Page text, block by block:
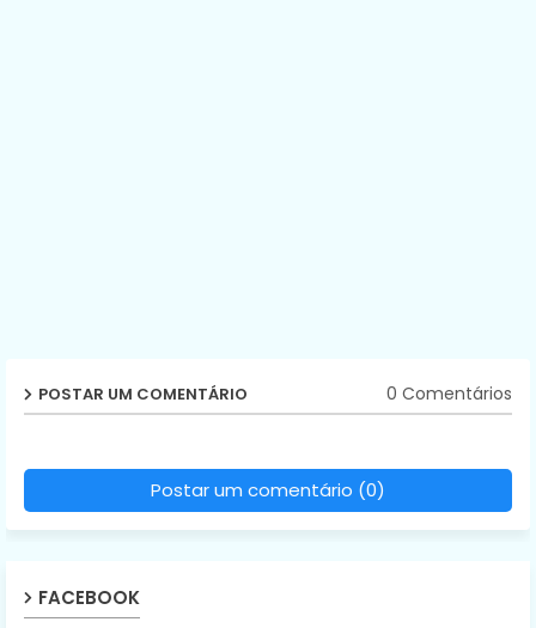
POSTAR UM COMENTÁRIO 0 Comentários
Postar um comentário (0)
FACEBOOK